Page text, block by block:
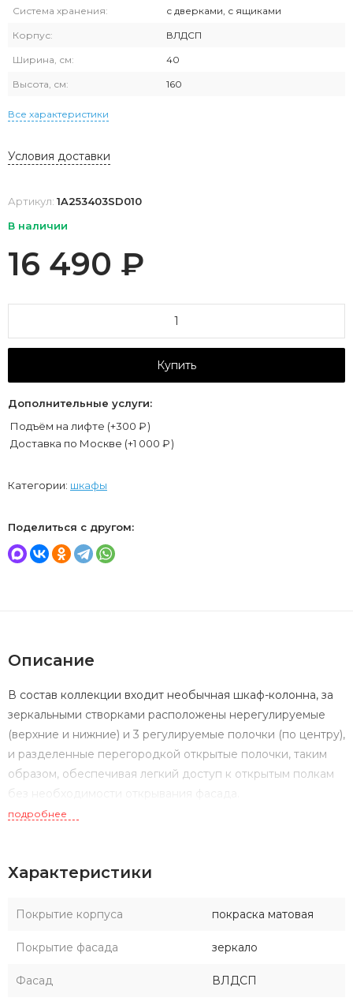
Система хранения: с дверками, с ящиками
Корпус: ВЛДСП
Ширина, см: 40
Высота, см: 160
Все характеристики
Условия доставки
Артикул: 1A253403SD010
В наличии
16 490 ₽
Купить
Дополнительные услуги:
Подъём на лифте (+300 ₽)
Доставка по Москве (+1 000 ₽)
Категории: шкафы
Поделиться с другом:
Описание
В состав коллекции входит необычная шкаф-колонна, за
зеркальными створками расположены нерегулируемые
(верхние и нижние) и 3 регулируемые полочки (по центру),
и разделенные перегородкой открытые полочки, таким
образом, обеспечивая легкий доступ к открытым полкам
без необходимости открывания фасада.
подробнее
Характеристики
Покрытие корпуса покраска матовая
Покрытие фасада зеркало
Фасад ВЛДСП